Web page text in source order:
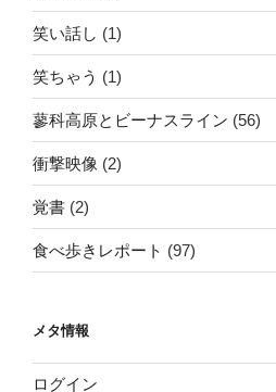
笑い話し (1)
笑ちゃう (1)
蓼科高原とビーナスライン (56)
衝撃映像 (2)
覚書 (2)
食べ歩きレポート (97)
メタ情報
ログイン